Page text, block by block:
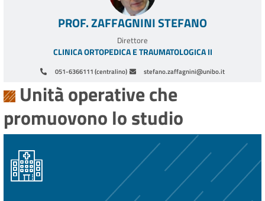
051-6366111 (centralino) stefano.zaffagnini@unibo.it
PROF. ZAFFAGNINI STEFANO
Direttore
CLINICA ORTOPEDICA E TRAUMATOLOGICA II
Unità operative che
promuovono lo studio